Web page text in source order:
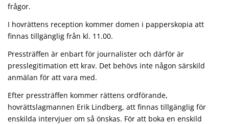
frågor.
I hovrättens reception kommer domen i papperskopia att
finnas tillgänglig från kl. 11.00.
Pressträffen är enbart för journalister och därför är
presslegitimation ett krav. Det behövs inte någon särskild
anmälan för att vara med.
Efter pressträffen kommer rättens ordförande,
hovrättslagmannen Erik Lindberg, att finnas tillgänglig för
enskilda intervjuer om så önskas. För att boka en enskild